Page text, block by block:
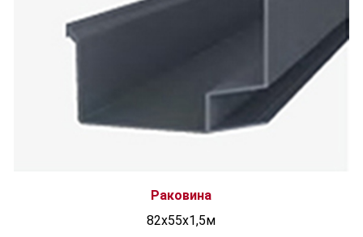
Раковина
82х55х1,5м